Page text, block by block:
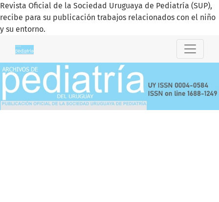
Revista Oficial de la Sociedad Uruguaya de Pediatría (SUP),
recibe para su publicación trabajos relacionados con el niño
y su entorno.
Archivos de Pediatría del Uruguay